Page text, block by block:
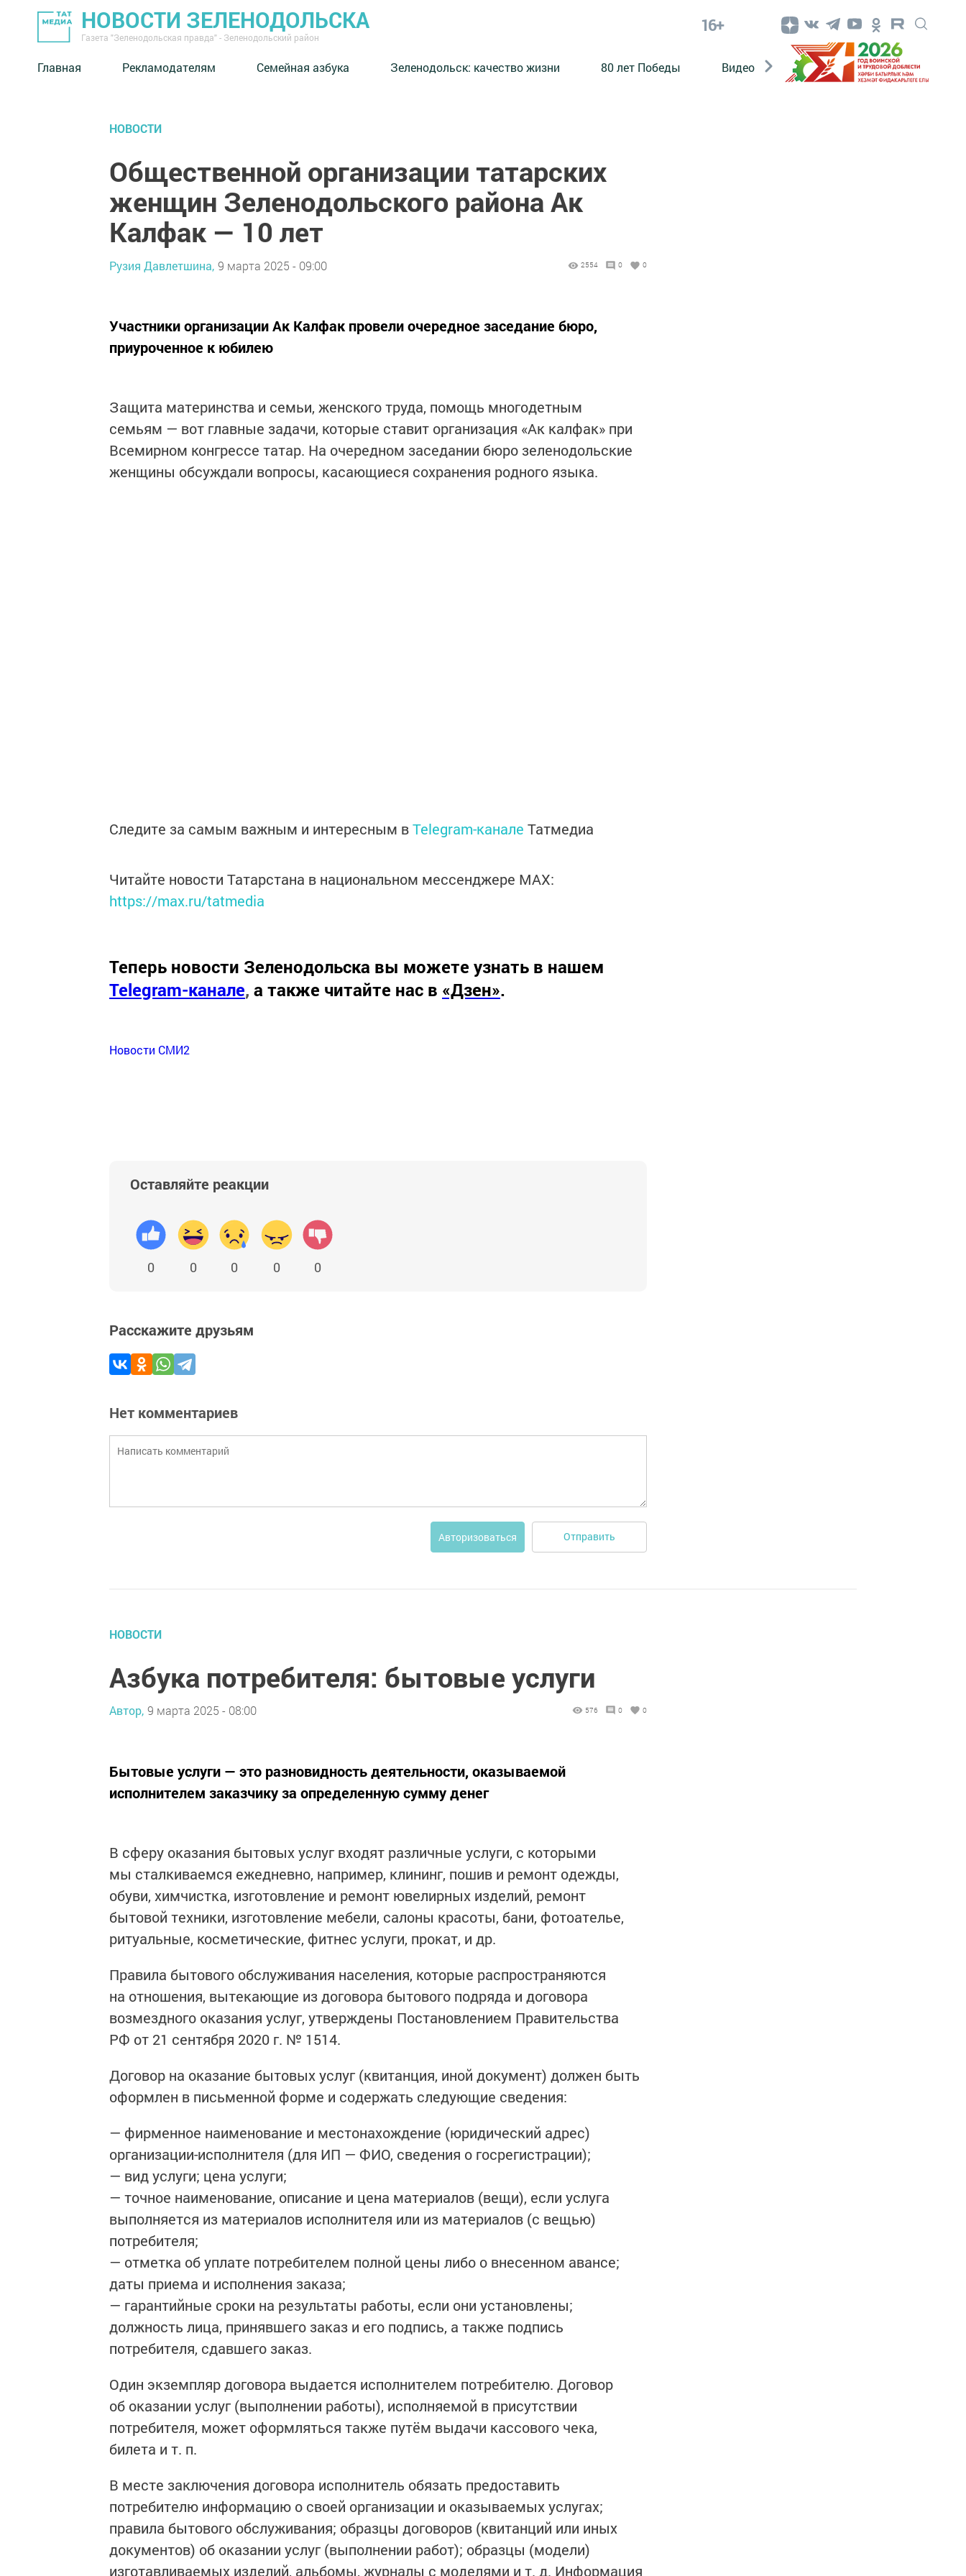
НОВОСТИ ЗЕЛЕНОДОЛЬСКА
Газета "Зеленодольская правда" - Зеленодольский район
16+
Главная Рекламодателям Семейная азбука ⁠Зеленодольск: качество жизни 80 лет Победы Видео Конкурсы ЭтноДети
НОВОСТИ
Общественной организации татарских
женщин Зеленодольского района Ак
Калфак — 10 лет
Рузия Давлетшина, 9 марта 2025 - 09:00 2554 0 0
Участники организации Ак Калфак провели очередное заседание бюро,
приуроченное к юбилею
Защита материнства и семьи, женского труда, помощь многодетным
семьям — вот главные задачи, которые ставит организация «Ак калфак» при
Всемирном конгрессе татар. На очередном заседании бюро зеленодольские
женщины обсуждали вопросы, касающиеся сохранения родного языка.
Следите за самым важным и интересным вTelegram-канале Татмедиа
Читайте новости Татарстана в национальном мессенджере MАХ:
https://max.ru/tatmedia
Теперь новости Зеленодольска вы можете узнать в нашем
Telegram-канале, а также читайте нас в «Дзен».
Новости СМИ2
Оставляйте реакции
0 0 0 0 0
Расскажите друзьям
Нет комментариев
Авторизоваться Отправить
НОВОСТИ
Азбука потребителя: бытовые услуги
Автор, 9 марта 2025 - 08:00 576 0 0
Бытовые услуги — это разновидность деятельности, оказываемой
исполнителем заказчику за определенную сумму денег
В сферу оказания бытовых услуг входят различные услуги, с которыми
мы сталкиваемся ежедневно, например, клининг, пошив и ремонт одежды,
обуви, химчистка, изготовление и ремонт ювелирных изделий, ремонт
бытовой техники, изготовление мебели, салоны красоты, бани, фотоателье,
ритуальные, косметические, фитнес услуги, прокат, и др.
Правила бытового обслуживания населения, которые распространяются
на отношения, вытекающие из договора бытового подряда и договора
возмездного оказания услуг, утверждены Постановлением Правительства
РФ от 21 сентября 2020 г. № 1514.
Договор на оказание бытовых услуг (квитанция, иной документ) должен быть
оформлен в письменной форме и содержать следующие сведения:
— фирменное наименование и местонахождение (юридический адрес)
организации-исполнителя (для ИП — ФИО, сведения о госрегистрации);
— вид услуги; цена услуги;
— точное наименование, описание и цена материалов (вещи), если услуга
выполняется из материалов исполнителя или из материалов (с вещью)
потребителя;
— отметка об уплате потребителем полной цены либо о внесенном авансе;
даты приема и исполнения заказа;
— гарантийные сроки на результаты работы, если они установлены;
должность лица, принявшего заказ и его подпись, а также подпись
потребителя, сдавшего заказ.
Один экземпляр договора выдается исполнителем потребителю. Договор
об оказании услуг (выполнении работы), исполняемой в присутствии
потребителя, может оформляться также путём выдачи кассового чека,
билета и т. п.
В месте заключения договора исполнитель обязать предоставить
потребителю информацию о своей организации и оказываемых услугах;
правила бытового обслуживания; образцы договоров (квитанций или иных
документов) об оказании услуг (выполнении работ); образцы (модели)
изготавливаемых изделий, альбомы, журналы с моделями и т. д. Информация